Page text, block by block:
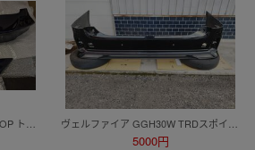
5000円